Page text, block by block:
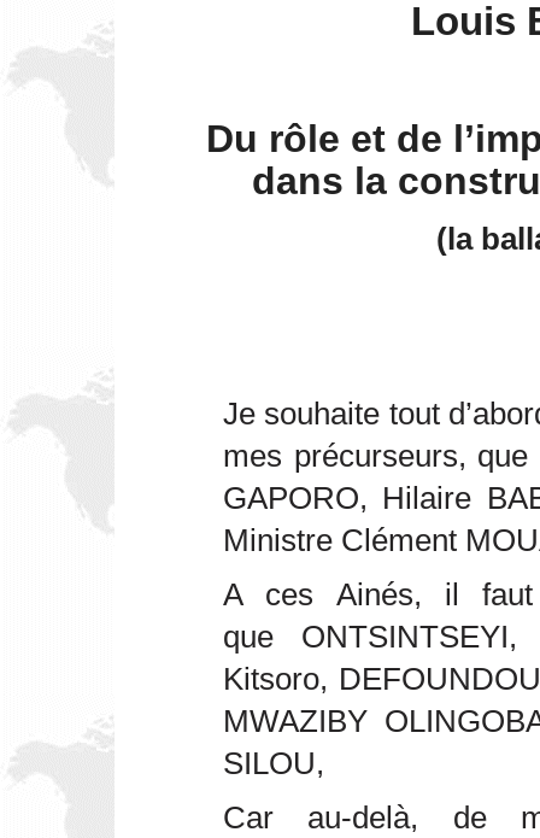
Louis
Du rôle et de
dans la
(la
Je souhaite tout
mes précurseurs,
GAPORO, Hilaire
Ministre Clément
A ces Ainés, il faut
que
Kitsoro,
MWAZIBY
SILOU,
Car au-delà, de